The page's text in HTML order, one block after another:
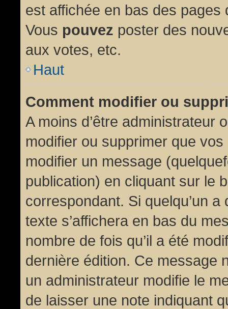
est affichée en bas des
Vous pouvez poster des
aux votes, etc.
Haut
Comment modifier ou
A moins d’être administrateur
modifier ou supprimer que
modifier un message
publication) en cliquant sur le
correspondant. Si quelqu’un
texte s’affichera en bas du
nombre de fois qu’il a été
dernière édition. Ce message
un administrateur modifie le
de laisser une note indiquant